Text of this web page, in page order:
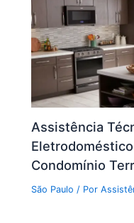
Assistência
Condomínio
São Paulo / Por